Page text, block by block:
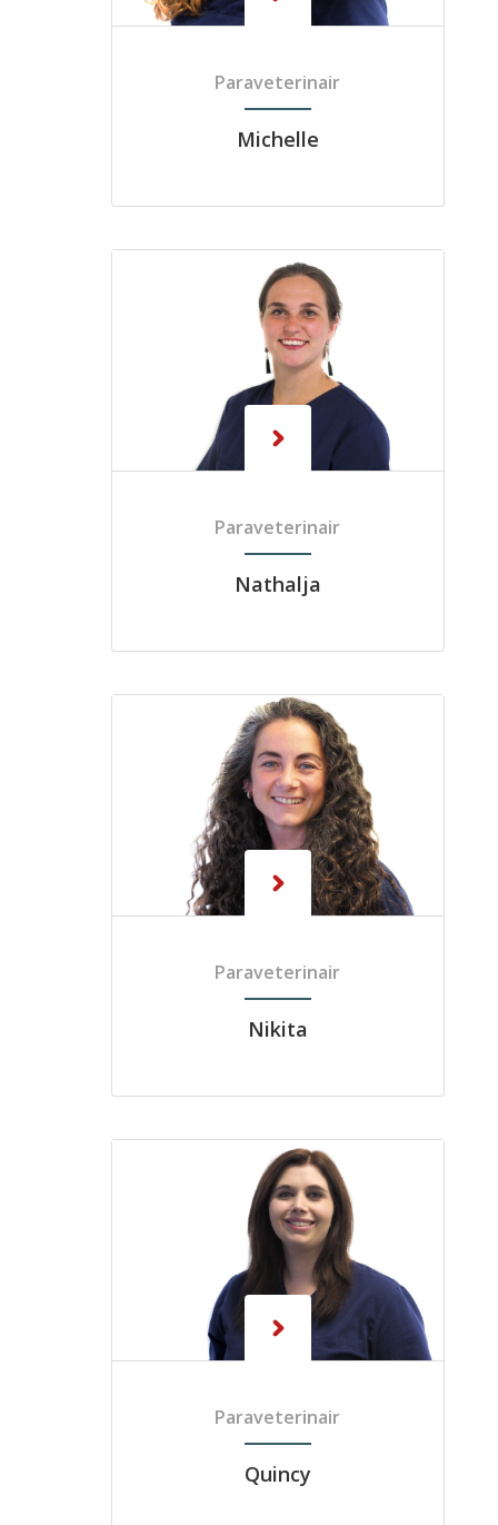
Paraveterinair
Michelle
Paraveterinair
Nathalja
Paraveterinair
Nikita
Paraveterinair
Quincy